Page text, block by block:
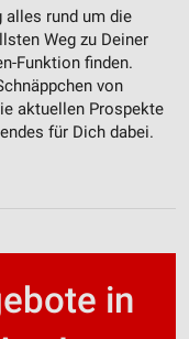
alles rund um die
Weg zu Deiner
Funktion finden.
von
aktuellen Prospekte
für Dich dabei.
in